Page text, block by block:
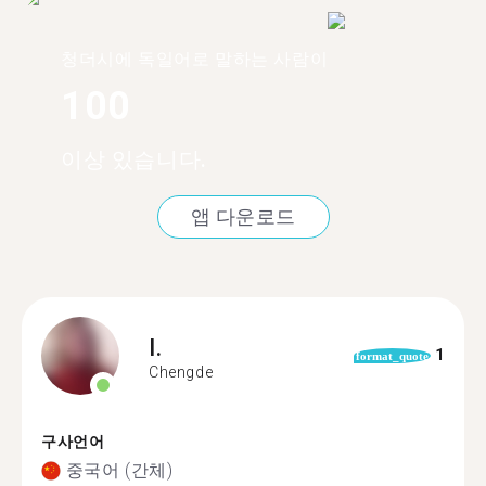
앱 다운로드
I.
Chengde
format_quote 1
구사언어
중국어 (간체)